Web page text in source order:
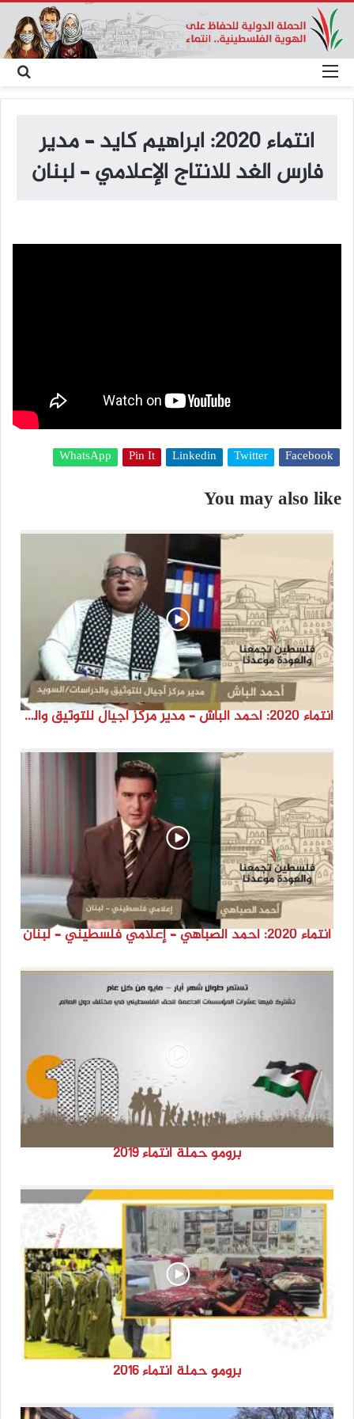
عن
انتماء 2020: ابراهيم كايد – مدير
فارس الغد للانتاج الإعلامي – لبنان
Facebook
Twitter
Linkedin
Pin It
WhatsApp
You may also like
انتماء 2020: أحمد الباش – مدير مركز أجيال للتوثيق والدراسات – السويد
انتماء 2020: أحمد الصباهي – إعلامي فلسطيني – لبنان
برومو حملة انتماء 2019
برومو حملة انتماء 2016